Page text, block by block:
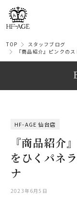
TOP
スタッフブログ
『商品紹介』ピンクの
HF-AGE 仙台店
『商品紹介
をひくパネ
ナ
2023年6月5日